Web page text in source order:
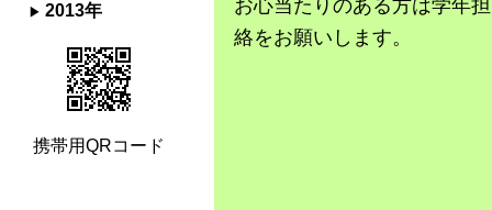
お心当たりのある方は学年
絡をお願いします。
2013年
携帯用QRコード